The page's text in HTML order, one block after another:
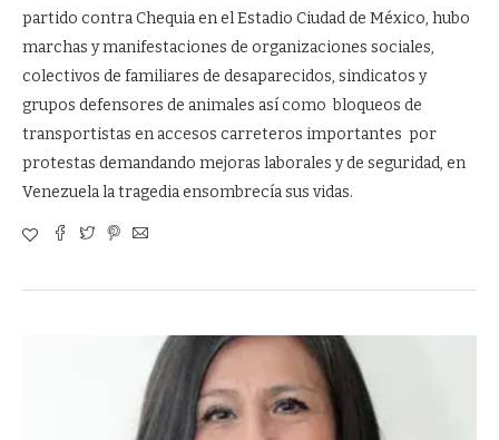
partido contra Chequia en el Estadio Ciudad de México, hubo
marchas y manifestaciones de organizaciones sociales,
colectivos de familiares de desaparecidos, sindicatos y
grupos defensores de animales así como bloqueos de
transportistas en accesos carreteros importantes por
protestas demandando mejoras laborales y de seguridad, en
Venezuela la tragedia ensombrecía sus vidas.